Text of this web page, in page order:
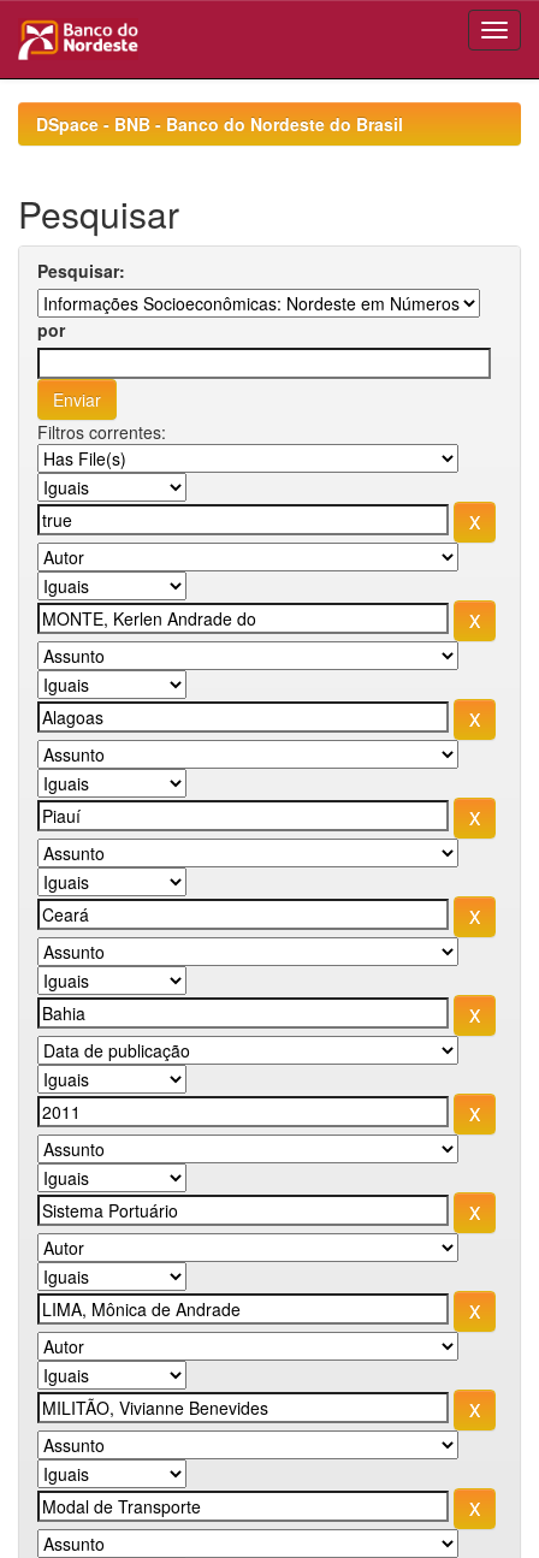
navigationDSpace - BNB - Banco do Nordeste do Brasil
Pesquisar
Pesquisar:
por
Filtros correntes: